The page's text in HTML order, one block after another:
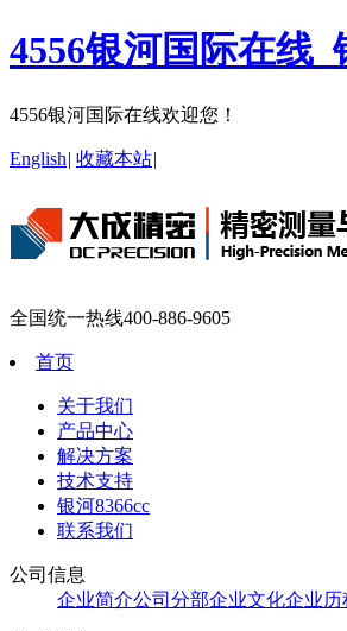
4556银河国际在线_
4556银河国际在线欢迎您！
English| 收藏本站|
全国统一热线400-886-9605
首页
关于我们
产品中心
解决方案
技术支持
银河8366cc
联系我们
公司信息
企业简介公司分部企业文化企业历